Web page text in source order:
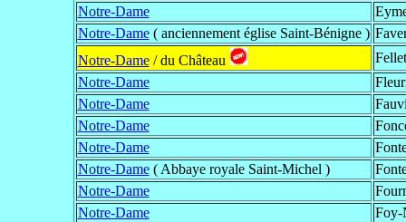
Notre-Dame
Notre-Dame( anciennement église Saint-Bénigne )
Notre-Dame/ du Château
Notre-Dame
Notre-Dame
Notre-Dame
Notre-Dame
Notre-Dame( Abbaye royale Saint-Michel )
Notre-Dame
Notre-Dame
Foy-